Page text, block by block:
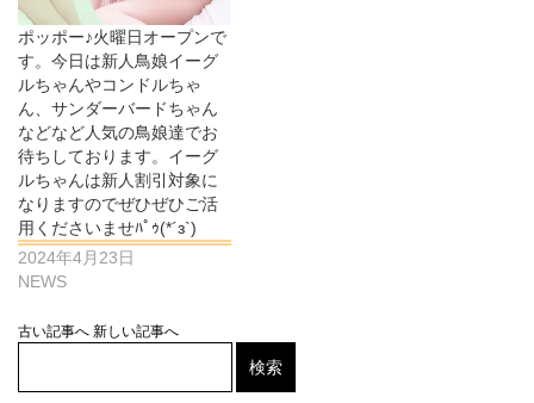
ポッポー♪火曜日オープンで
す。今日は新人鳥娘イーグ
ルちゃんやコンドルちゃ
ん、サンダーバードちゃん
などなど人気の鳥娘達でお
待ちしております。イーグ
ルちゃんは新人割引対象に
なりますのでぜひぜひご活
用くださいませﾊﾟｩ(*´з`)
2024年4月23日
NEWS
古い記事へ 新しい記事へ